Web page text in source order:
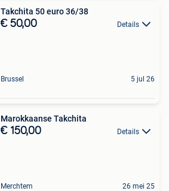
Takchita 50 euro 36/38
€ 50,00 Details
Brussel 5 jul 26
Marokkaanse Takchita
€ 150,00 Details
Merchtem 26 mei 25